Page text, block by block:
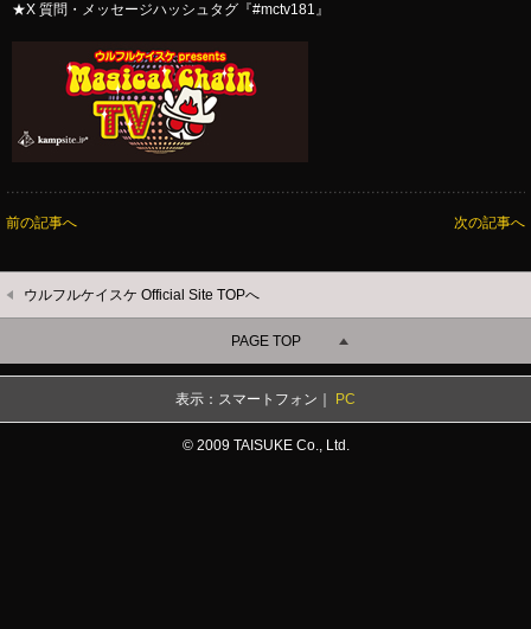
★X 質問・メッセージハッシュタグ『#mctv181』
前の記事へ 次の記事へ
ウルフルケイスケ Official Site TOPへ
PAGE TOP
表示：スマートフォン｜ PC
© 2009 TAISUKE Co., Ltd.